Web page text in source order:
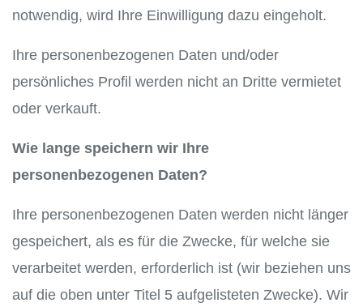
notwendig, wird Ihre Einwilligung dazu eingeholt.
Ihre personenbezogenen Daten und/oder
persönliches Profil werden nicht an Dritte vermietet
oder verkauft.
Wie lange speichern wir Ihre
personenbezogenen Daten?
Ihre personenbezogenen Daten werden nicht länger
gespeichert, als es für die Zwecke, für welche sie
verarbeitet werden, erforderlich ist (wir beziehen uns
auf die oben unter Titel 5 aufgelisteten Zwecke). Wir